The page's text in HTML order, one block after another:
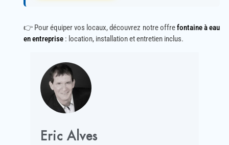
👉 Pour équiper vos locaux, découvrez notre offrefontaine à eau
en entreprise: location, installation et entretien inclus.
Eric Alves